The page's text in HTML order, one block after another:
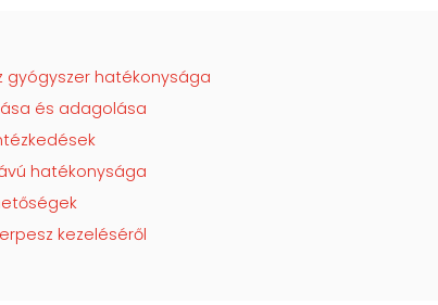
gyógyszer hatékonysága
és adagolása
hatékonysága
kezeléséről